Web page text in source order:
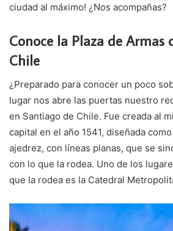
ciudad al máximo! ¿Nos acompañas?
Conoce la Plaza de Armas
Chile
¿Preparado para conocer un poco
lugar nos abre las puertas nuestro
en Santiago de Chile. Fue creada al
capital en el año 1541, diseñada
ajedrez, con líneas planas, que se
con lo que la rodea. Uno de los
que la rodea es la Catedral